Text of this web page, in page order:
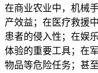
在商业农业中，机械
产效益；在医疗救援
患者的侵入性；在娱
体验的重要工具；在
物品等危险任务；甚